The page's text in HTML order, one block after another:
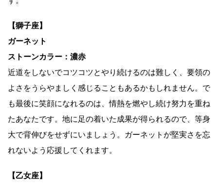
【獅子座】
ガーネット
ストーンカラー：濃赤
近道をしないでコツコツとやり続けるのは難しく、要領の
よさをうらやましく感じることもあるかもしれません。で
も最後に笑顔になれるのは、情熱を燃やし続け努力を重ね
たあなたです。地に足の着いた成果が得られるので、等身
大で背伸びをせずにいましょう。ガーネットが堅実さを忘
れないよう応援してくれます。
【乙女座】